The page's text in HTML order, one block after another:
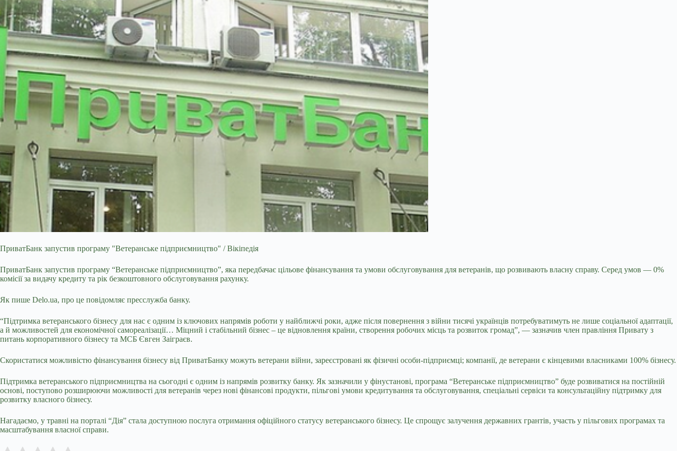
ПриватБанк запустив програму "Ветеранське підприємництво" / Вікіпедія
ПриватБанк запустив програму “Ветеранське підприємництво”, яка передбачає цільове фінансування та умови обслуговування для ветеранів, що розвивають власну справу. Серед умов — 0%
комісії за видачу кредиту та рік безкоштовного обслуговування рахунку.
Як пише Delo.ua, про це повідомляє пресслужба банку.
“Підтримка ветеранського бізнесу для нас є одним із ключових напрямів роботи у найближчі роки, адже після повернення з війни тисячі українців потребуватимуть не лише соціальної адаптації,
а й можливостей для економічної самореалізації… Міцний і стабільний бізнес – це відновлення країни, створення робочих місць та розвиток громад”, — зазначив член правління Привату з
питань корпоративного бізнесу та МСБ Євген Заіграєв.
Скористатися можливістю фінансування бізнесу від ПриватБанку можуть ветерани війни, зареєстровані як фізичні особи-підприємці; компанії, де ветерани є кінцевими власниками 100% бізнесу.
Підтримка ветеранського підприємництва на сьогодні є одним із напрямів розвитку банку. Як зазначили у фінустанові, програма “Ветеранське підприємництво” буде розвиватися на постійній
основі, поступово розширюючи можливості для ветеранів через нові фінансові продукти, пільгові умови кредитування та обслуговування, спеціальні сервіси та консультаційну підтримку для
розвитку власного бізнесу.
Нагадаємо, у травні на порталі “Дія” стала доступною послуга отримання офіційного статусу ветеранського бізнесу. Це спрощує залучення державних грантів, участь у пільгових програмах та
масштабування власної справи.